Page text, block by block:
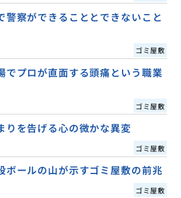
警察ができることとできないこと
ゴミ屋敷
でプロが直面する頭痛という職業
ゴミ屋敷
りを告げる心の微かな異変
ゴミ屋敷
ボールの山が示すゴミ屋敷の前兆
ゴミ屋敷